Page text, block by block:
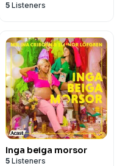
5 Listeners
Inga beiga morsor
5 Listeners